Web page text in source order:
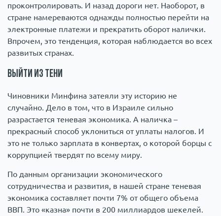
проконтролировать. И назад дороги нет. Наоборот, в
стране намереваются однажды полностью перейти на
электронные платежи и прекратить оборот налички.
Впрочем, это тенденция, которая наблюдается во всех
развитых странах.
Выйти из тени
Чиновники Минфина затеяли эту историю не
случайно. Дело в том, что в Израиле сильно
разрастается теневая экономика. А наличка –
прекрасный способ уклониться от уплаты налогов. И
это не только зарплата в конвертах, о которой борцы с
коррупцией твердят по всему миру.
По данным организации экономического
сотрудничества и развития, в нашей стране теневая
экономика составляет почти 7% от общего объема
ВВП. Это «казна» почти в 200 миллиардов шекелей.